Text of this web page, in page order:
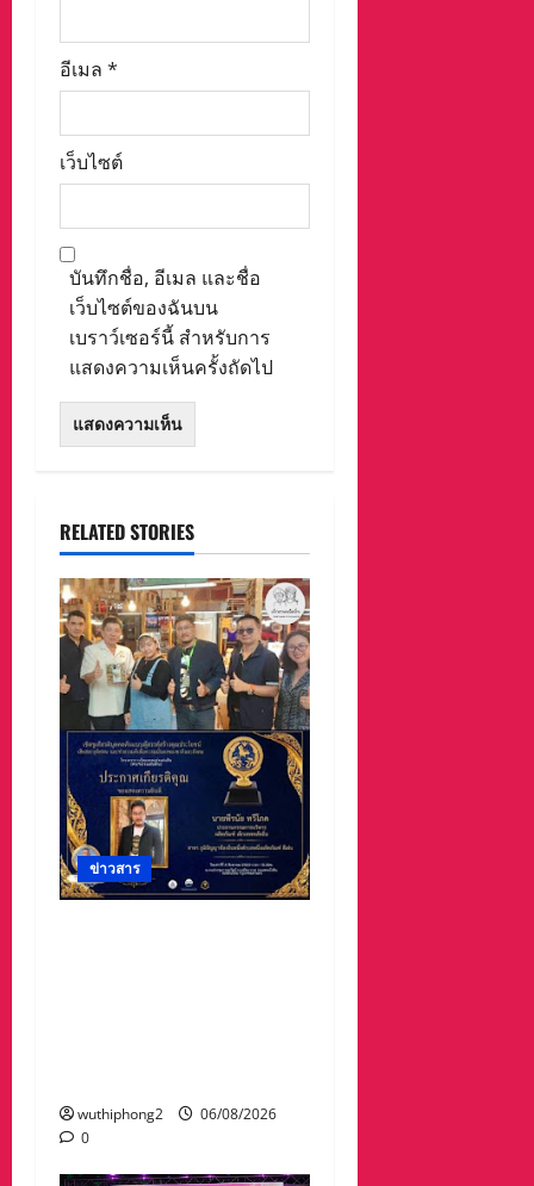
อีเมล *
เว็บไซต์
บันทึกชื่อ, อีเมล และชื่อ
เว็บไซต์ของฉันบน
เบราว์เซอร์นี้ สำหรับการ
แสดงความเห็นครั้งถัดไป
RELATED STORIES
ข่าวสาร
wuthiphong2
06/08/2026
0